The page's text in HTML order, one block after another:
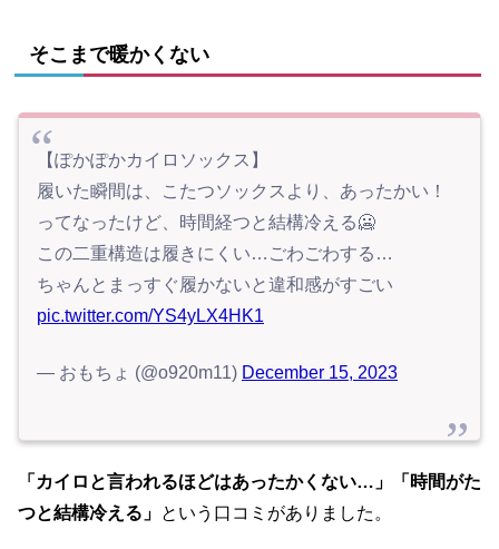
そこまで暖かくない
【ぽかぽかカイロソックス】
履いた瞬間は、こたつソックスより、あったかい！
ってなったけど、時間経つと結構冷える🥶
この二重構造は履きにくい…ごわごわする…
ちゃんとまっすぐ履かないと違和感がすごい
pic.twitter.com/YS4yLX4HK1
— おもちょ (@o920m11) December 15, 2023
「カイロと言われるほどはあったかくない…」「時間がた
つと結構冷える」 という口コミがありました。